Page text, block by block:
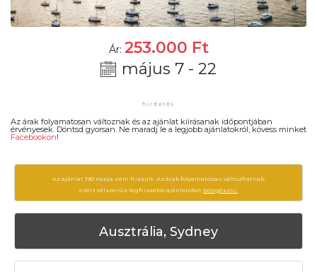
Ár: 253.000 Ft
május 7 - 22
Az árak folyamatosan változnak és az ajánlat kiírásanak időpontjában
érvényesek. Döntsd gyorsan. Ne maradj le a legjobb ajánlatokról, kövess minket
Facebookon!
Az ajánlat 190 napja nem frissült. Az árak folyamatosan változhatnak,
ezért célszerű a legfrissebb ajánlatokat böngészni.
Ausztrália, Sydney